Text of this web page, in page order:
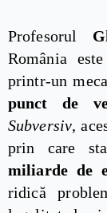
Profesorul
România
printr-un
punct de
Subversiv,
prin care
miliarde de
ridică